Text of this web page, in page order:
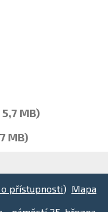
5,7 MB)
MB)
přístupnosti) Mapa